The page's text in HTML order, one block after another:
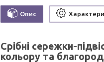
Опис
Срібні сережки-
кольору та